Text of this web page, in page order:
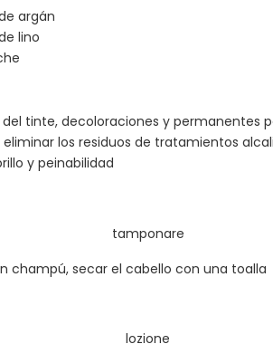
argán
lino
tinte, decoloraciones y permanentes
los residuos de tratamientos
y peinabilidad
champú, secar el cabello con una toalla